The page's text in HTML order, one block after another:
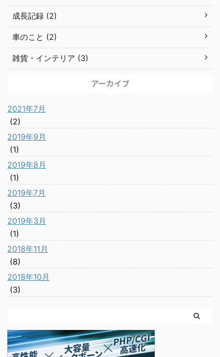
成長記録 (2)
車のこと (2)
雑貨・インテリア (3)
アーカイブ
2021年7月
(2)
2019年9月
(1)
2019年8月
(1)
2019年7月
(3)
2019年3月
(1)
2018年11月
(8)
2018年10月
(3)